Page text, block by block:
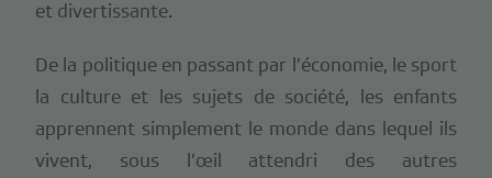
et divertissante.
De la politique en passant par l’économie, le sport
la culture et les sujets de société, les enfants
apprennent simplement le monde dans lequel ils
vivent, sous l’œil attendri des autres